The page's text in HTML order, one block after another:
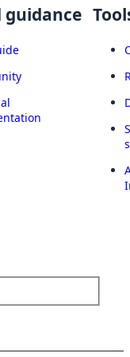
guidance